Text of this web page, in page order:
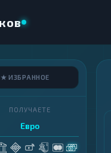
★ ИЗБРАННОЕ
ПОЛУЧАЕТЕ
Евро